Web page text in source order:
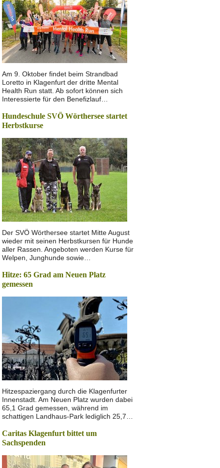
Am 9. Oktober findet beim Strandbad
Loretto in Klagenfurt der dritte Mental
Health Run statt. Ab sofort können sich
Interessierte für den Benefizlauf…
Hundeschule SVÖ Wörthersee startet
Herbstkurse
Der SVÖ Wörthersee startet Mitte August
wieder mit seinen Herbstkursen für Hunde
aller Rassen. Angeboten werden Kurse für
Welpen, Junghunde sowie…
Hitze: 65 Grad am Neuen Platz
gemessen
Hitzespaziergang durch die Klagenfurter
Innenstadt. Am Neuen Platz wurden dabei
65,1 Grad gemessen, während im
schattigen Landhaus-Park lediglich 25,7…
Caritas Klagenfurt bittet um
Sachspenden